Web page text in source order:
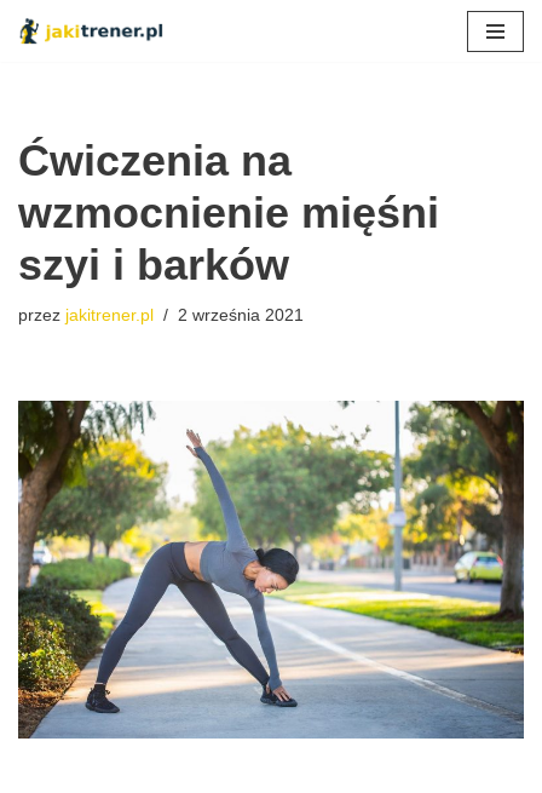
Ćwiczenia na
wzmocnienie mięśni
szyi i barków
przez jakitrener.pl 2 września 2021